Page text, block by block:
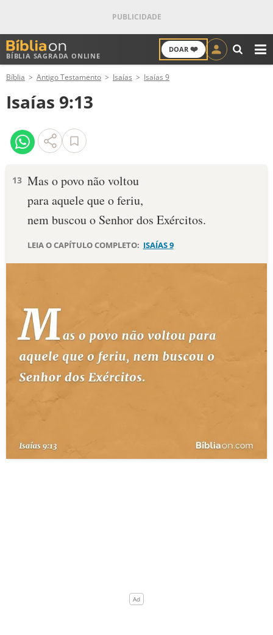
BÍBLIA SAGRADA ONLINE
DOAR ❤️
ANTIGO TESTAMENTO
NOVO TESTAMENTO
VERSÍCULOS
PALAVRA DO DIA
DEVOCIONAL DIÁRIO
ESTUDOS BÍBLICOS
ESBOÇOS DE PREGAÇÃO
TERMO BÍBLICO
Bíblia Antigo Testamento Isaías Isaías 9
Isaías 9:13
13 Mas o povo não voltou
para aquele que o feriu,
nem buscou o Senhor dos Exércitos.
LEIA O CAPÍTULO COMPLETO: ISAÍAS 9